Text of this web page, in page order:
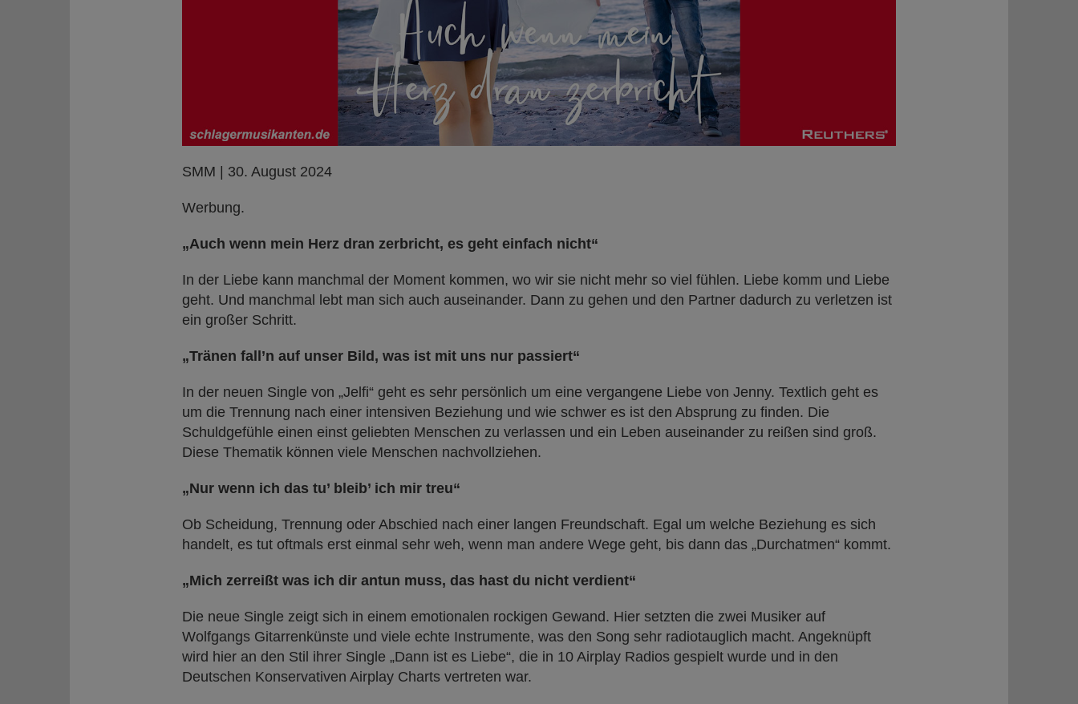
SMM | 30. August 2024
Werbung.
„Auch wenn mein Herz dran zerbricht, es geht einfach nicht“
In der Liebe kann manchmal der Moment kommen, wo wir sie nicht mehr so viel fühlen. Liebe komm und Liebe
geht. Und manchmal lebt man sich auch auseinander. Dann zu gehen und den Partner dadurch zu verletzen ist
ein großer Schritt.
„Tränen fall’n auf unser Bild, was ist mit uns nur passiert“
In der neuen Single von „Jelfi“ geht es sehr persönlich um eine vergangene Liebe von Jenny. Textlich geht es
um die Trennung nach einer intensiven Beziehung und wie schwer es ist den Absprung zu finden. Die
Schuldgefühle einen einst geliebten Menschen zu verlassen und ein Leben auseinander zu reißen sind groß.
Diese Thematik können viele Menschen nachvollziehen.
„Nur wenn ich das tu’ bleib’ ich mir treu“
Ob Scheidung, Trennung oder Abschied nach einer langen Freundschaft. Egal um welche Beziehung es sich
handelt, es tut oftmals erst einmal sehr weh, wenn man andere Wege geht, bis dann das „Durchatmen“ kommt.
„Mich zerreißt was ich dir antun muss, das hast du nicht verdient“
Die neue Single zeigt sich in einem emotionalen rockigen Gewand. Hier setzten die zwei Musiker auf
Wolfgangs Gitarrenkünste und viele echte Instrumente, was den Song sehr radiotauglich macht. Angeknüpft
wird hier an den Stil ihrer Single „Dann ist es Liebe“, die in 10 Airplay Radios gespielt wurde und in den
Deutschen Konservativen Airplay Charts vertreten war.